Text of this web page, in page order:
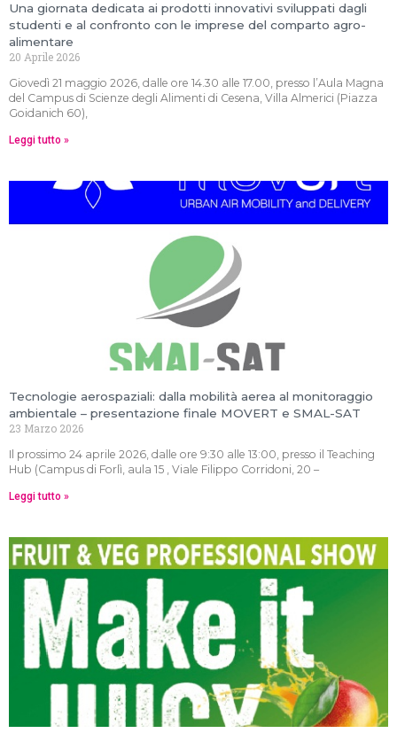
Una giornata dedicata ai prodotti innovativi sviluppati dagli
studenti e al confronto con le imprese del comparto agro-
alimentare
20 Aprile 2026
Giovedì 21 maggio 2026, dalle ore 14.30 alle 17.00, presso l’Aula Magna
del Campus di Scienze degli Alimenti di Cesena, Villa Almerici (Piazza
Goidanich 60),
Leggi tutto »
Tecnologie aerospaziali: dalla mobilità aerea al monitoraggio
ambientale – presentazione finale MOVERT e SMAL-SAT
23 Marzo 2026
Il prossimo 24 aprile 2026, dalle ore 9:30 alle 13:00, presso il Teaching
Hub (Campus di Forlì, aula 15 , Viale Filippo Corridoni, 20 –
Leggi tutto »